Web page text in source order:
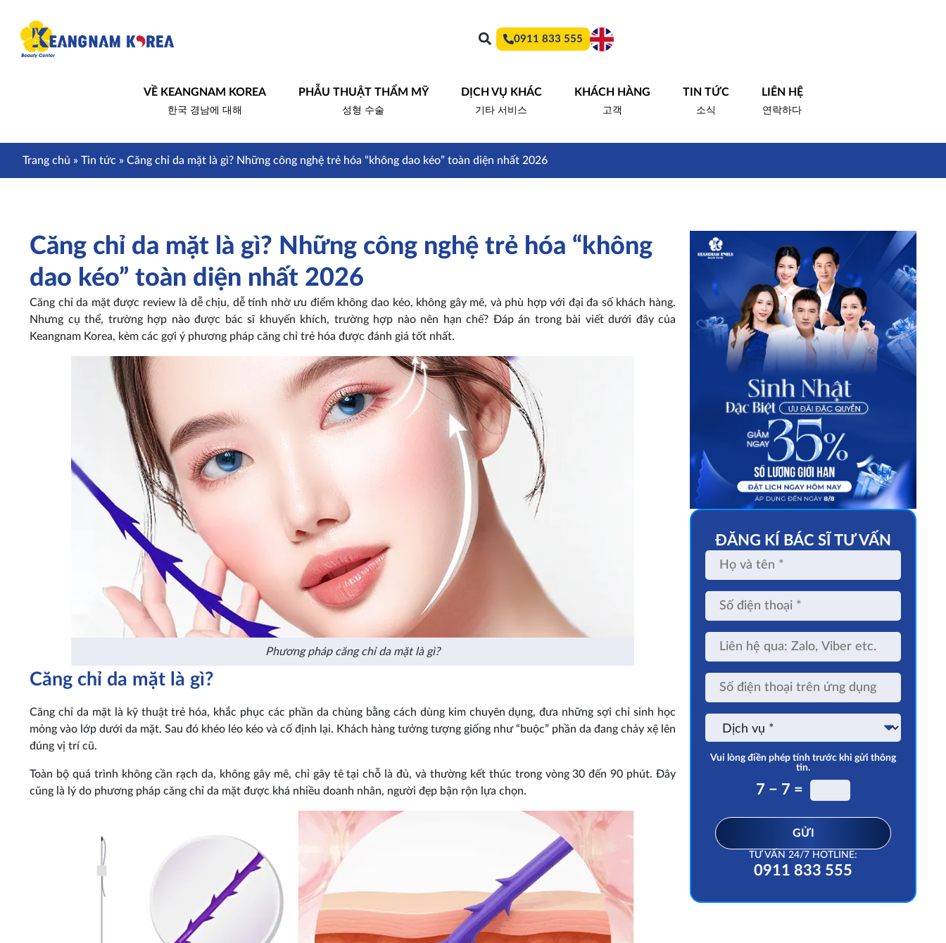
VỀ KEANGNAM KOREA
한국 경남에 대해
PHẪU THUẬT THẨM MỸ
성형 수술
DỊCH VỤ KHÁC
기타 서비스
KHÁCH HÀNG
고객
TIN TỨC
소식
LIÊN HỆ
연락하다
0911 833 555
Trang chủ » Tin tức » Căng chỉ da mặt là gì? Những công nghệ trẻ hóa “không dao kéo” toàn diện nhất 2026
Căng chỉ da mặt là gì? Những công nghệ trẻ hóa “không
dao kéo” toàn diện nhất 2026
Căng chỉ da mặt được review là dễ chịu, dễ tính nhờ ưu điểm không dao kéo, không gây mê, và phù hợp với đại đa số khách hàng.
Nhưng cụ thể, trường hợp nào được bác sĩ khuyến khích, trường hợp nào nên hạn chế? Đáp án trong bài viết dưới đây của
Keangnam Korea, kèm các gợi ý phương pháp căng chỉ trẻ hóa được đánh giá tốt nhất.
Phương pháp căng chỉ da mặt là gì?
Căng chỉ da mặt là gì?
Căng chỉ da mặt là kỹ thuật trẻ hóa, khắc phục các phần da chùng bằng cách dùng kim chuyên dụng, đưa những sợi chỉ sinh học
mỏng vào lớp dưới da mặt. Sau đó khéo léo kéo và cố định lại. Khách hàng tưởng tượng giống như “buộc” phần da đang chảy xệ lên
đúng vị trí cũ.
Toàn bộ quá trình không cần rạch da, không gây mê, chỉ gây tê tại chỗ là đủ, và thường kết thúc trong vòng 30 đến 90 phút. Đây
cũng là lý do phương pháp căng chỉ da mặt được khá nhiều doanh nhân, người đẹp bận rộn lựa chọn.
ĐĂNG KÍ BÁC SĨ TƯ VẤN
Họ
tên
Số
điện
thoại
Liên
qua:
Zalo,
Viber
etc.
Số
điện
thoại
trên
ứng
dụng
Dịch
Vui lòng điền phép tính trước khi gửi thông
tin.
7 − 7 =
GỬI
TƯ VẤN 24/7 HOTLINE:
0911 833 555